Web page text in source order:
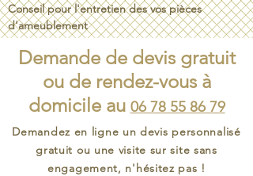
Conseil pour l'entretien des vos pièces
d'ameublement
Demande de devis gratuit
ou de rendez-vous à
domicile au 06 78 55 86 79
Demandez en ligne un devis personnalisé
gratuit ou une visite sur site sans
engagement, n'hésitez pas !​